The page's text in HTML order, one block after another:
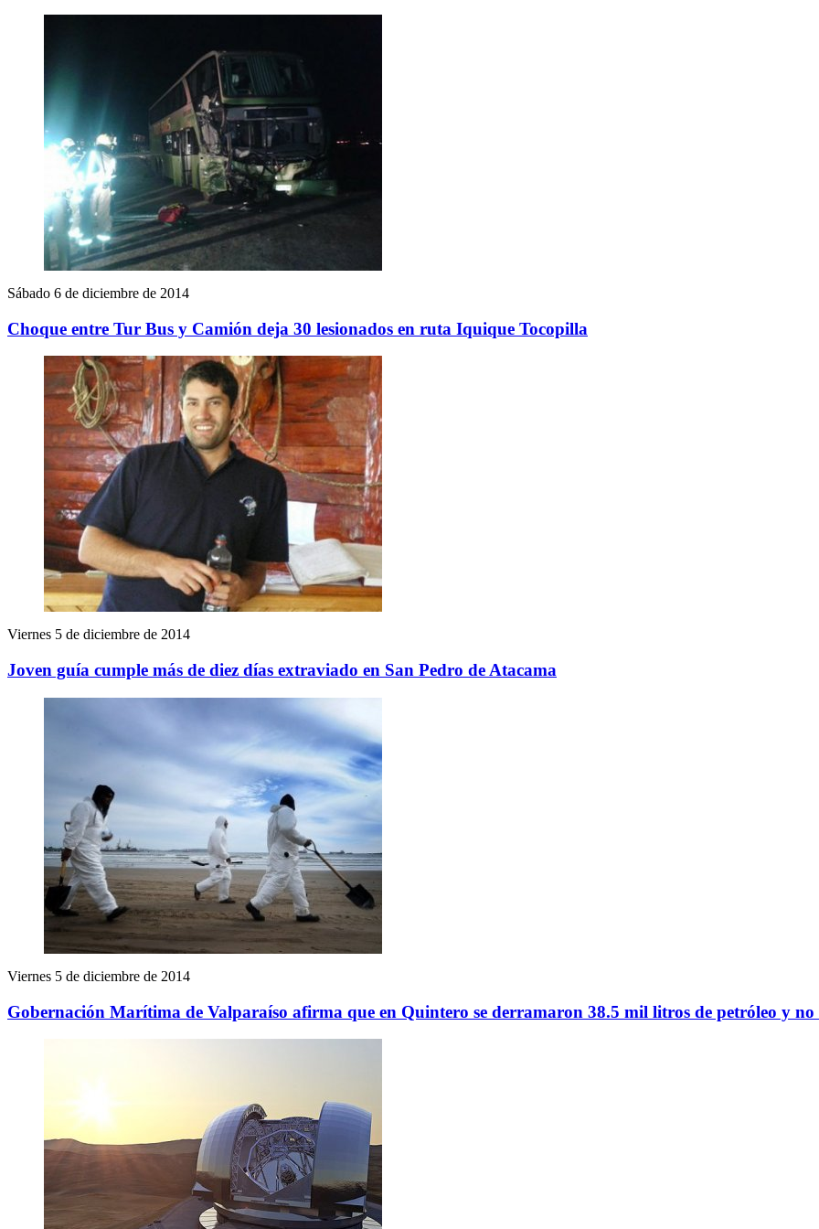
Sábado 6 de diciembre de 2014
Choque entre Tur Bus y Camión deja 30 lesionados en ruta Iquique Tocopilla
Viernes 5 de diciembre de 2014
Joven guía cumple más de diez días extraviado en San Pedro de Atacama
Viernes 5 de diciembre de 2014
Gobernación Marítima de Valparaíso afirma que en Quintero se derramaron 38.5 mil litros de petróleo y